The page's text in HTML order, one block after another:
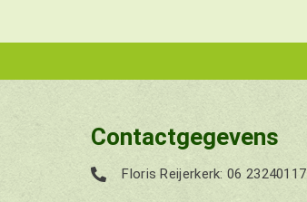
Contactgegevens
Floris Reijerkerk: 06 23240117